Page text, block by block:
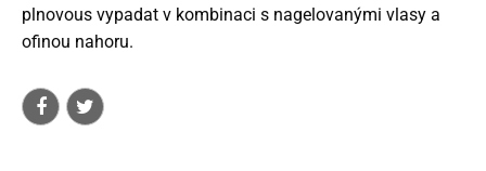
plnovous vypadat v kombinaci s nagelovanými vlasy a
ofinou nahoru.